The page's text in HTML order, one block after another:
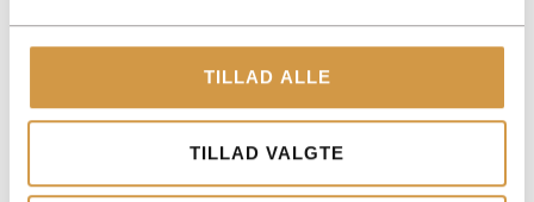
TILLAD ALLE
TILLAD VALGTE
+45 3014 8070
KONTAKT@ACCOUNTVIEW.DK
MAN-FRE: KL. 9 -15
YDELSER